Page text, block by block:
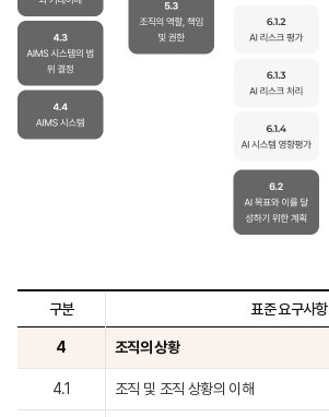
구분 표준 요구사항
4 조직의 상황
4.1 조직 및 조직 상황의 이해